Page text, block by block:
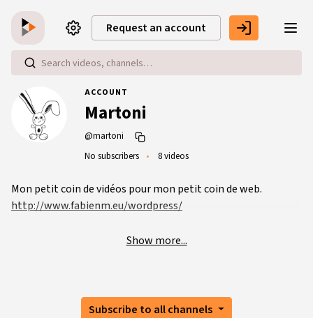
Request an account
ACCOUNT
Martoni
@martoni
No subscribers
8 videos
Mon petit coin de vidéos pour mon petit coin de web.
http://www.fabienm.eu/wordpress/
Show more...
Subscribe to all channels